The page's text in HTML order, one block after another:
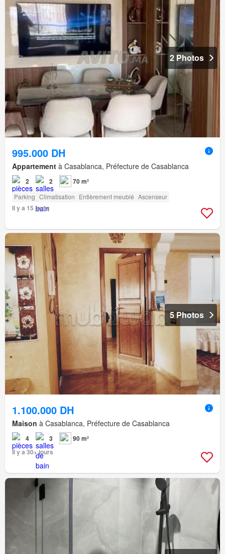
2 Photos
995.000 DH
Appartement à Casablanca, Préfecture de Casablanca
2 2 70 m²
Parking Climatisation Entièrement meublé Ascenseur
Il y a 15 jours
5 Photos
1.100.000 DH
Maison à Casablanca, Préfecture de Casablanca
4 3
90 m²
Il y a 30+ jours